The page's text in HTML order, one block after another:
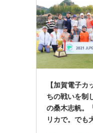
【加賀電子カ
ちの戦いを制
の桑木志帆。
リカで。でも